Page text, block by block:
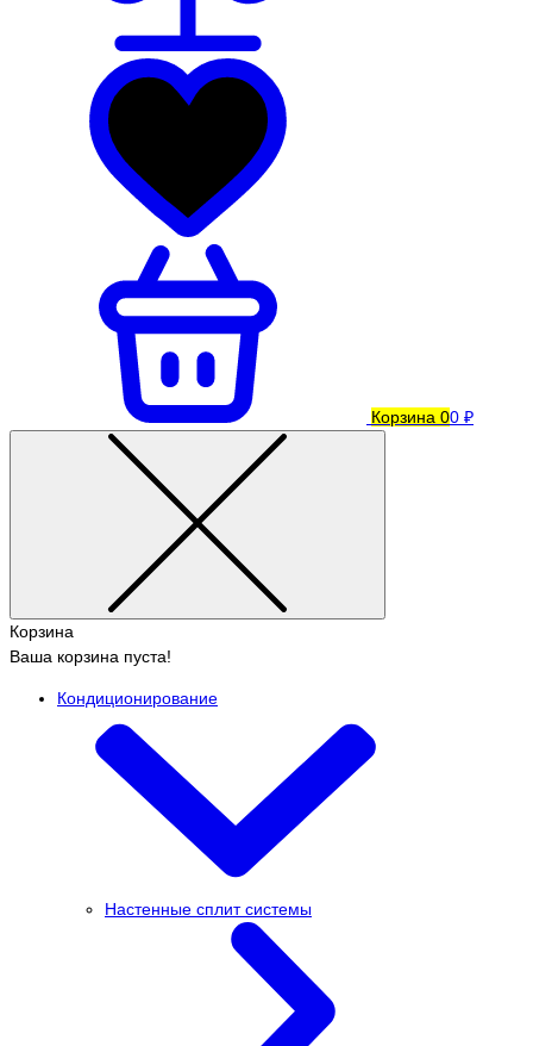
Корзина 00 ₽
Корзина
Ваша корзина пуста!
Кондиционирование
Настенные сплит системы